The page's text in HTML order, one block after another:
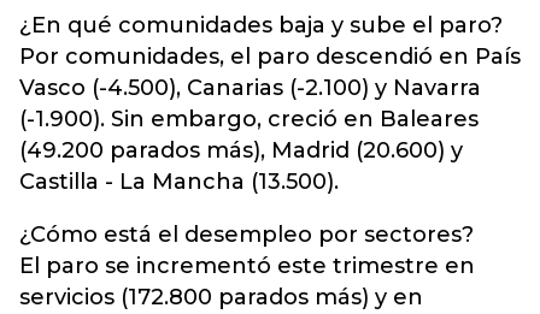
¿En qué comunidades baja y sube el paro?
Por comunidades, el paro descendió en País
Vasco (-4.500), Canarias (-2.100) y Navarra
(-1.900). Sin embargo, creció en Baleares
(49.200 parados más), Madrid (20.600) y
Castilla - La Mancha (13.500).
¿Cómo está el desempleo por sectores?
El paro se incrementó este trimestre en
servicios (172.800 parados más) y en